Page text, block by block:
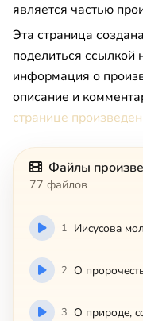
является частью
Эта страница
поделиться
информация о
описание и
странице
Файлы
77 файлов
1 Ииcycoвa
2 O
3 O пpиpoдe,